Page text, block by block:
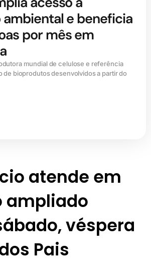
e beneficia
por mês em
mundial de celulose e referência
de bioprodutos desenvolvidos a partir do
atende em
ampliado
véspera
Pais